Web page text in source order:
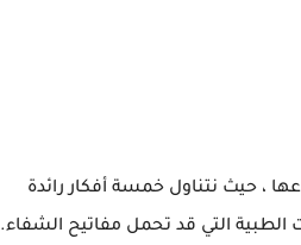
، حيث نتناول خمسة أفكار رائدة
الطبية التي قد تحمل مفاتيح الشفاء.